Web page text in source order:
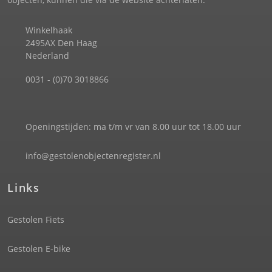
Winkelhaak
2495AX Den Haag
Nederland
0031 - (0)70 3018866
Openingstijden: ma t/m vr van 8.00 uur tot 18.00 uur
info@gestolenobjectenregister.nl
Links
Gestolen Fiets
Gestolen E-bike